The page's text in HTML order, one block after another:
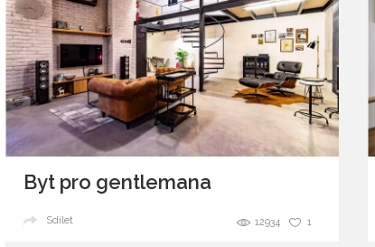
Byt pro gentlemana
1
12934
Sdílet